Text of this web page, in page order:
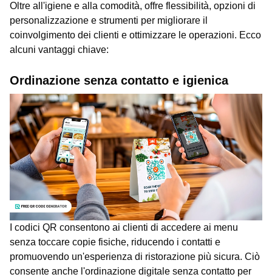
Oltre all'igiene e alla comodità, offre flessibilità, opzioni di
personalizzazione e strumenti per migliorare il
coinvolgimento dei clienti e ottimizzare le operazioni. Ecco
alcuni vantaggi chiave:
Ordinazione senza contatto e igienica
I codici QR consentono ai clienti di accedere ai menu
senza toccare copie fisiche, riducendo i contatti e
promuovendo un'esperienza di ristorazione più sicura. Ciò
consente anche l'ordinazione digitale senza contatto per